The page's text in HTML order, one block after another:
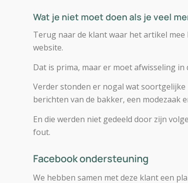
Wat je niet moet doen als je veel
Terug naar de klant waar het artikel
website.
Dat is prima, maar er moet afwisseling
Verder stonden er nogal wat
berichten van de bakker, een modezaak
En die werden niet gedeeld door zijn
fout.
Facebook ondersteuning
We hebben samen met deze klant een